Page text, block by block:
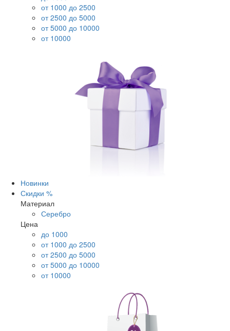
от 1000 до 2500
от 2500 до 5000
от 5000 до 10000
от 10000
Новинки
Скидки %
Материал
Серебро
Цена
до 1000
от 1000 до 2500
от 2500 до 5000
от 5000 до 10000
от 10000